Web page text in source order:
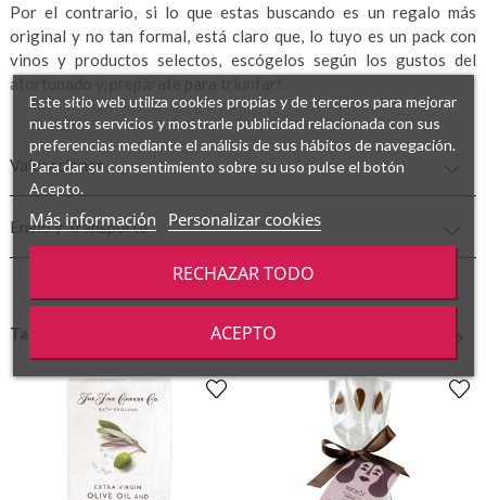
Por el contrario, si lo que estas buscando es un regalo más
original y no tan formal, está claro que, lo tuyo es un pack con
vinos y productos selectos, escógelos según los gustos del
afortunado y, prepárate para triunfar!.
Valoraciones
Envío y Transporte
También podría gustarte
‹ ›
Este sitio web utiliza cookies propias y de terceros para mejorar
nuestros servicios y mostrarle publicidad relacionada con sus
preferencias mediante el análisis de sus hábitos de navegación.
Para dar su consentimiento sobre su uso pulse el botón
Acepto.
Más información Personalizar cookies
RECHAZAR TODO
ACEPTO